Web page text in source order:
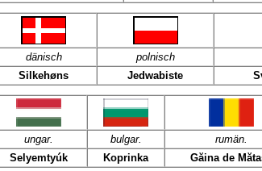
dänisch polnisch
Silkehøns
Jedwabiste
ungar. bulgar. rumän.
Selyemtyúk
Koprinka Găina de